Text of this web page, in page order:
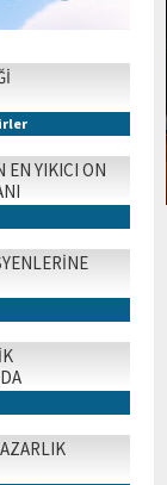
EN YIKICI ON